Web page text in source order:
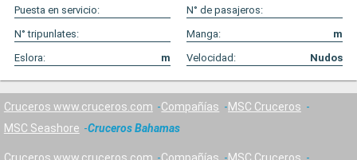
Puesta en servicio:
N° de pasajeros:
N° tripunlates:
Manga:
m
Eslora:
m Velocidad: Nudos
Cruceros www.cruceros.com Compañías
MSC Cruceros
MSC Seashore
Cruceros Bahamas